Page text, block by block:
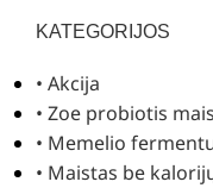
KATEGORIJOS
• Akcija
• Zoe probiotis
• Memelio
• Maistas be